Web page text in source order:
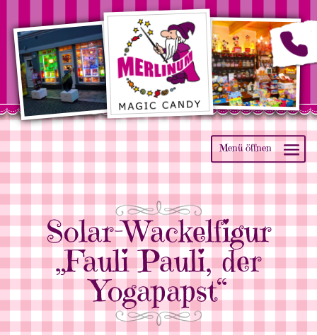
Solar-Wackelfigur
„Fauli Pauli, der
Yogapapst“